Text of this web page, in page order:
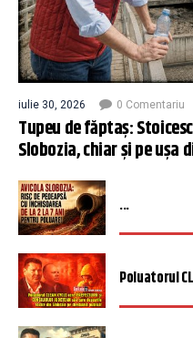
iulie 30, 2026 0 Comentariu
Tupeu de făptaș:
Slobozia, chiar și pe ușa
...
Poluatorul